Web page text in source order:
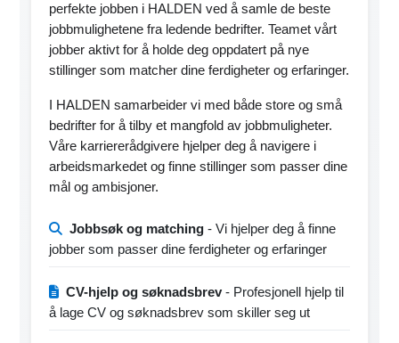
perfekte jobben i HALDEN ved å samle de beste
jobbmulighetene fra ledende bedrifter. Teamet vårt
jobber aktivt for å holde deg oppdatert på nye
stillinger som matcher dine ferdigheter og erfaringer.
I HALDEN samarbeider vi med både store og små
bedrifter for å tilby et mangfold av jobbmuligheter.
Våre karriererådgivere hjelper deg å navigere i
arbeidsmarkedet og finne stillinger som passer dine
mål og ambisjoner.
Jobbsøk og matching - Vi hjelper deg å finne
jobber som passer dine ferdigheter og erfaringer
CV-hjelp og søknadsbrev- Profesjonell hjelp til
å lage CV og søknadsbrev som skiller seg ut